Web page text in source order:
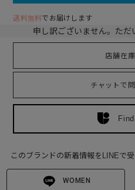
送料無料でお届けします
申し訳ございません。ただ
店舗在
チャットで
このブランドの新着情報をLINEで
WOMEN